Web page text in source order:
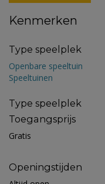
Kenmerken
Type speelplek
Openbare speeltuin
Speeltuinen
Type speelplek
Toegangsprijs
Gratis
Openingstijden